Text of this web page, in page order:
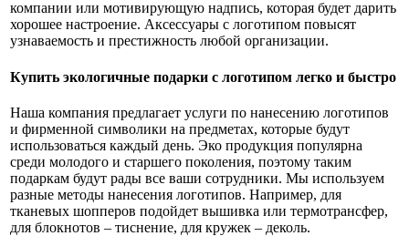
компании или мотивирующую надпись, которая будет дарить
хорошее настроение. Аксессуары с логотипом повысят
узнаваемость и престижность любой организации.
Купить экологичные подарки с логотипом легко и быстро
Наша компания предлагает услуги по нанесению логотипов
и фирменной символики на предметах, которые будут
использоваться каждый день. Эко продукция популярна
среди молодого и старшего поколения, поэтому таким
подаркам будут рады все ваши сотрудники. Мы используем
разные методы нанесения логотипов. Например, для
тканевых шопперов подойдет вышивка или термотрансфер,
для блокнотов – тиснение, для кружек – деколь.